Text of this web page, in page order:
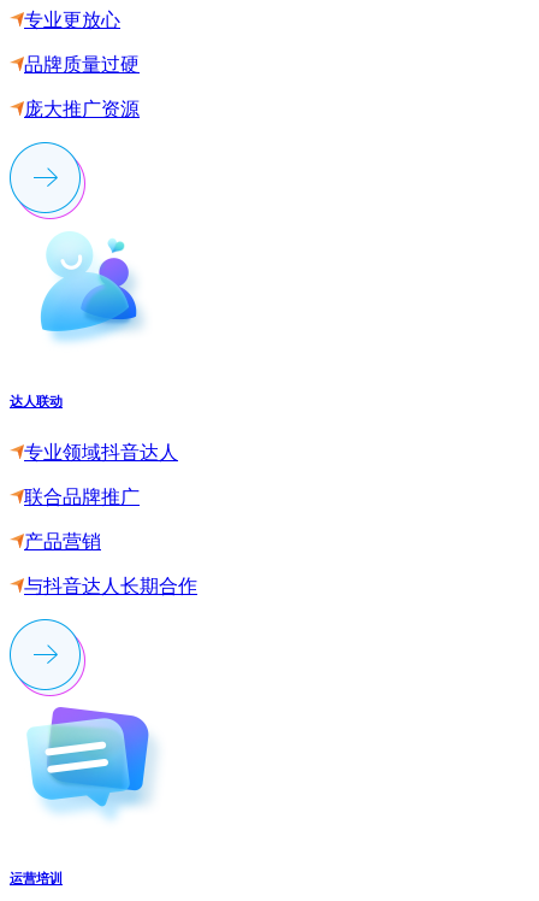
专业更放心
品牌质量过硬
庞大推广资源
达人联动
专业领域抖音达人
联合品牌推广
产品营销
与抖音达人长期合作
运营培训